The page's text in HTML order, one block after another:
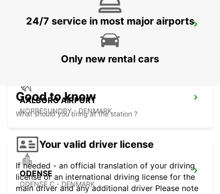
VEJLE
AALBORG AIRPORT
NORRESUNDBY - DENMARK
ODENSE
ODENSE C - DENMARK
24/7 service in most major airports
Only new rental cars
Good to know
What should you bring at the station ?
Your valid driver license
If needed - an official translation of your driving
license or an international driving license for the
main driver and any additional driver Please note